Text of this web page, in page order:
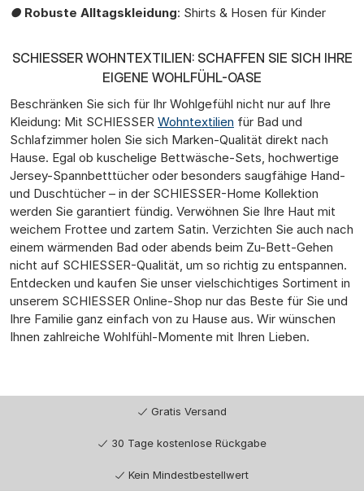
● Robuste Alltagskleidung: Shirts & Hosen für Kinder
SCHIESSER WOHNTEXTILIEN: SCHAFFEN SIE SICH IHRE
EIGENE WOHLFÜHL-OASE
Beschränken Sie sich für Ihr Wohlgefühl nicht nur auf Ihre
Kleidung: Mit SCHIESSER Wohntextilien für Bad und
Schlafzimmer holen Sie sich Marken-Qualität direkt nach
Hause. Egal ob kuschelige Bettwäsche-Sets, hochwertige
Jersey-Spannbetttücher oder besonders saugfähige Hand-
und Duschtücher – in der SCHIESSER-Home Kollektion
werden Sie garantiert fündig. Verwöhnen Sie Ihre Haut mit
weichem Frottee und zartem Satin. Verzichten Sie auch nach
einem wärmenden Bad oder abends beim Zu-Bett-Gehen
nicht auf SCHIESSER-Qualität, um so richtig zu entspannen.
Entdecken und kaufen Sie unser vielschichtiges Sortiment in
unserem SCHIESSER Online-Shop nur das Beste für Sie und
Ihre Familie ganz einfach von zu Hause aus. Wir wünschen
Ihnen zahlreiche Wohlfühl-Momente mit Ihren Lieben.
Gratis Versand
30 Tage kostenlose Rückgabe
Kein Mindestbestellwert